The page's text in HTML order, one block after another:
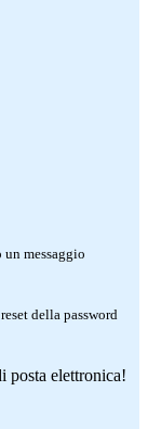
messaggio
della password
posta elettronica!